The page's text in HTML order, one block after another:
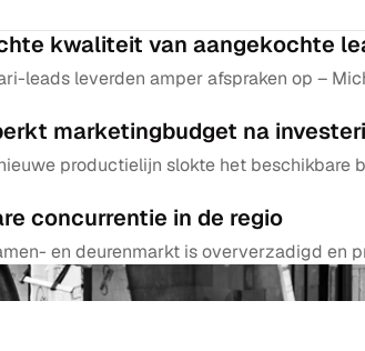
kwaliteit van aangekochte
leads leverden amper afspraken op –
marketingbudget na
productielijn slokte het beschikbare
concurrentie in de regio
en deurenmarkt is oververzadigd en